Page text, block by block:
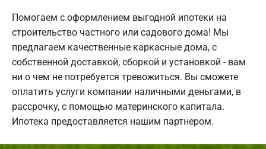
Помогаем с оформлением выгодной ипотеки на
строительство частного или садового дома! Мы
предлагаем качественные каркасные дома, с
собственной доставкой, сборкой и установкой - вам
ни о чем не потребуется тревожиться. Вы сможете
оплатить услуги компании наличными деньгами, в
рассрочку, с помощью материнского капитала.
Ипотека предоставляется нашим партнером.